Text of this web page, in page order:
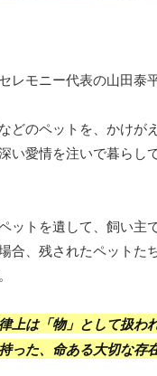
レモニー代表の山田泰平
どのペットを、かけが
い愛情を注いで暮らし
ットを遺して、飼い主
合、残されたペットた
上は「物」として扱わ
った、命ある大切な存